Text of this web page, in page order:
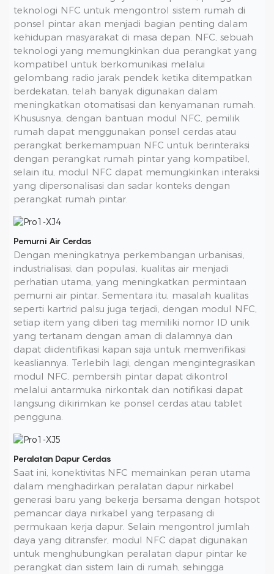
teknologi NFC untuk mengontrol sistem rumah di
ponsel pintar akan menjadi bagian penting dalam
kehidupan masyarakat di masa depan. NFC, sebuah
teknologi yang memungkinkan dua perangkat yang
kompatibel untuk berkomunikasi melalui
gelombang radio jarak pendek ketika ditempatkan
berdekatan, telah banyak digunakan dalam
meningkatkan otomatisasi dan kenyamanan rumah.
Khususnya, dengan bantuan modul NFC, pemilik
rumah dapat menggunakan ponsel cerdas atau
perangkat berkemampuan NFC untuk berinteraksi
dengan perangkat rumah pintar yang kompatibel,
selain itu, modul NFC dapat memungkinkan interaksi
yang dipersonalisasi dan sadar konteks dengan
perangkat rumah pintar.
Pemurni Air Cerdas
Dengan meningkatnya perkembangan urbanisasi,
industrialisasi, dan populasi, kualitas air menjadi
perhatian utama, yang meningkatkan permintaan
pemurni air pintar. Sementara itu, masalah kualitas
seperti kartrid palsu juga terjadi, dengan modul NFC,
setiap item yang diberi tag memiliki nomor ID unik
yang tertanam dengan aman di dalamnya dan
dapat diidentifikasi kapan saja untuk memverifikasi
keasliannya. Terlebih lagi, dengan mengintegrasikan
modul NFC, pembersih pintar dapat dikontrol
melalui antarmuka nirkontak dan notifikasi dapat
langsung dikirimkan ke ponsel cerdas atau tablet
pengguna.
Peralatan Dapur Cerdas
Saat ini, konektivitas NFC memainkan peran utama
dalam menghadirkan peralatan dapur nirkabel
generasi baru yang bekerja bersama dengan hotspot
pemancar daya nirkabel yang terpasang di
permukaan kerja dapur. Selain mengontrol jumlah
daya yang ditransfer, modul NFC dapat digunakan
untuk menghubungkan peralatan dapur pintar ke
perangkat dan sistem lain di rumah, sehingga